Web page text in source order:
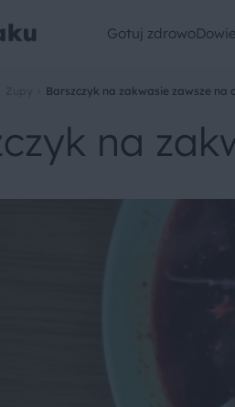
Gotuj zdrowo
Barszczyk na zakwasie zawsze na
na